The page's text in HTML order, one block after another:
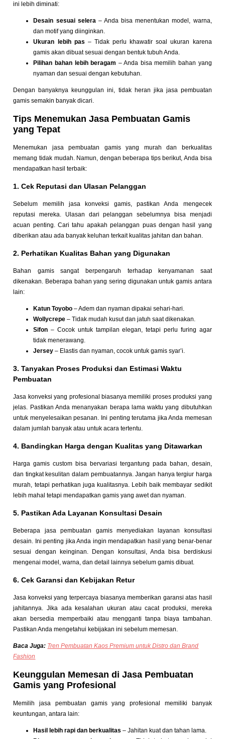
ini lebih diminati:
Desain sesuai selera– Anda bisa menentukan model, warna,
dan motif yang diinginkan.
Ukuran lebih pas – Tidak perlu khawatir soal ukuran karena
gamis akan dibuat sesuai dengan bentuk tubuh Anda.
Pilihan bahan lebih beragam – Anda bisa memilih bahan yang
nyaman dan sesuai dengan kebutuhan.
Dengan banyaknya keunggulan ini, tidak heran jika jasa pembuatan
gamis semakin banyak dicari.
Tips Menemukan Jasa Pembuatan Gamis
yang Tepat
Menemukan jasa pembuatan gamis yang murah dan berkualitas
memang tidak mudah. Namun, dengan beberapa tips berikut, Anda bisa
mendapatkan hasil terbaik:
1. Cek Reputasi dan Ulasan Pelanggan
Sebelum memilih jasa konveksi gamis, pastikan Anda mengecek
reputasi mereka. Ulasan dari pelanggan sebelumnya bisa menjadi
acuan penting. Cari tahu apakah pelanggan puas dengan hasil yang
diberikan atau ada banyak keluhan terkait kualitas jahitan dan bahan.
2. Perhatikan Kualitas Bahan yang Digunakan
Bahan gamis sangat berpengaruh terhadap kenyamanan saat
dikenakan. Beberapa bahan yang sering digunakan untuk gamis antara
lain:
Katun Toyobo – Adem dan nyaman dipakai sehari-hari.
Wollycrepe – Tidak mudah kusut dan jatuh saat dikenakan.
Sifon – Cocok untuk tampilan elegan, tetapi perlu furing agar
tidak menerawang.
Jersey – Elastis dan nyaman, cocok untuk gamis syar’i.
3. Tanyakan Proses Produksi dan Estimasi Waktu
Pembuatan
Jasa konveksi yang profesional biasanya memiliki proses produksi yang
jelas. Pastikan Anda menanyakan berapa lama waktu yang dibutuhkan
untuk menyelesaikan pesanan. Ini penting terutama jika Anda memesan
dalam jumlah banyak atau untuk acara tertentu.
4. Bandingkan Harga dengan Kualitas yang Ditawarkan
Harga gamis custom bisa bervariasi tergantung pada bahan, desain,
dan tingkat kesulitan dalam pembuatannya. Jangan hanya tergiur harga
murah, tetapi perhatikan juga kualitasnya. Lebih baik membayar sedikit
lebih mahal tetapi mendapatkan gamis yang awet dan nyaman.
5. Pastikan Ada Layanan Konsultasi Desain
Beberapa jasa pembuatan gamis menyediakan layanan konsultasi
desain. Ini penting jika Anda ingin mendapatkan hasil yang benar-benar
sesuai dengan keinginan. Dengan konsultasi, Anda bisa berdiskusi
mengenai model, warna, dan detail lainnya sebelum gamis dibuat.
6. Cek Garansi dan Kebijakan Retur
Jasa konveksi yang terpercaya biasanya memberikan garansi atas hasil
jahitannya. Jika ada kesalahan ukuran atau cacat produksi, mereka
akan bersedia memperbaiki atau mengganti tanpa biaya tambahan.
Pastikan Anda mengetahui kebijakan ini sebelum memesan.
Baca Juga: Tren Pembuatan Kaos Premium untuk Distro dan Brand
Fashion
Keunggulan Memesan di Jasa Pembuatan
Gamis yang Profesional
Memilih jasa pembuatan gamis yang profesional memiliki banyak
keuntungan, antara lain:
Hasil lebih rapi dan berkualitas – Jahitan kuat dan tahan lama.